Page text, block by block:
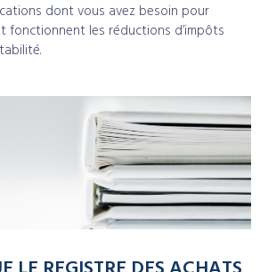
dont vous avez besoin pour
fonctionnent les réductions d’impôts